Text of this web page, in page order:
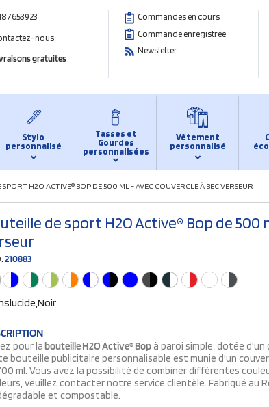
nous
gratuites
Commandes en cours
Commande enregistrée
Newsletter
Stylo
personnalisé
Tasses et
Gourdes
personnalisées
Vêtement
personnalisé
SPORT H2O ACTIVE® BOP DE 500 ML - AVEC COUVERCLE À BEC VERSEUR
de sport H2O Active® Bop de 500
210883
pour la bouteille H2O Active® Bop à paroi simple, dotée d'un
bouteille publicitaire personnalisable est munie d'un
ml. Vous avez la possibilité de combiner différentes
veuillez contacter notre service clientèle. Fabriqué au
et compostable.